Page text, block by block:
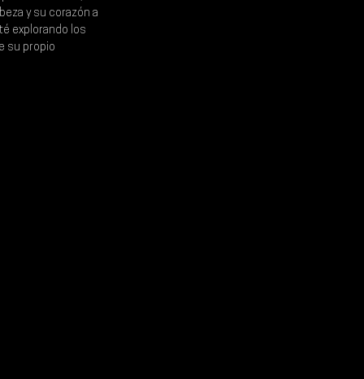
y su corazón a
explorando los
su propio